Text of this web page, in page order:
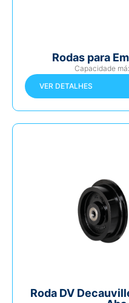
Rodas para
Capacidade
VER DETALHES
Roda DV